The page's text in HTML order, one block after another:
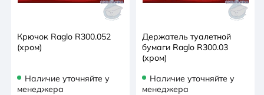
Крючок Raglo R300.052
(хром)
Наличие уточняйте у
менеджера
Держатель туалетной
бумаги Raglo R300.03
(хром)
Наличие уточняйте у
менеджера